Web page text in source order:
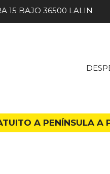
15 BAJO 36500 LALIN
A PENÍNSULA A